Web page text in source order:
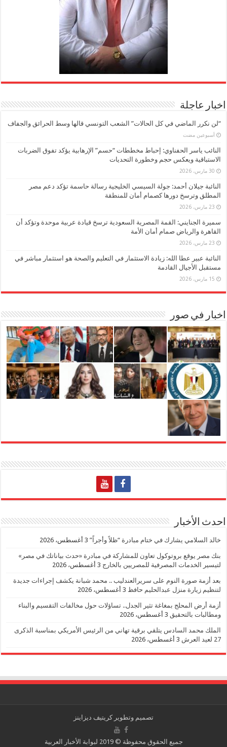
اخبار عاجلة
“لن نكرر الماضي في كل الحالات” الشعب التونسي قالها وسط الحرائق والجفاف
‏أسبوعين مضت
النائب ياسر الحفناوي: إحباط مخططات “حسم” الإرهابية يؤكد تفوق الضربات
الاستباقية ويعكس حجم وخطورة التحديات
30 مارس، 2026
النائبة جيلان أحمد: جولة السيسي الخليجية رسالة حاسمة تؤكد دعم مصر
المطلق وترسخ دورها كصمام أمان للمنطقة
23 مارس، 2026
سميرة الجنايني: القمة المصرية السعودية ترسخ قيادة عربية موحدة وتؤكد أن
القاهرة والرياض صمام أمان الأمة
23 مارس، 2026
النائبة عبير عطا الله: زيادة الاستثمار في التعليم والصحة هو استثمار مباشر في
مستقبل الأجيال القادمة
15 مارس، 2026
اخبار في صور
احدث الأخبار
خالد السلامي يشارك في ختام مبادرة “ظلاً وأجراً” 3 أغسطس، 2026
بنك مصر يوقع بروتوكول تعاون للمشاركة في مبادرة «حدث بياناتك في مصر»
لتيسير الخدمات المصرفية للمصريين بالخارج 3 أغسطس، 2026
بعد أزمة صورة النوم على سريرالعندليب .. محمد شبانة يكشف إجراءات جديدة
لتنظيم زيارة منزل عبدالحليم حافظ 3 أغسطس، 2026
أزمة أرض المحلج بمغاغة تثير الجدل.. تساؤلات حول مخالفات التقسيم والبناء
ومطالبات بالتحقيق 3 أغسطس، 2026
الملك محمد السادس يتلقي برقية تهاني من الرئيس الأمريكي بمناسبة الذكرى
27 لعيد العرش
3 أغسطس، 2026
تصميم وتطويركريتيف ديزاينز
جميع الحقوق محفوظة © 2019 لبوابة الأخبار العربية